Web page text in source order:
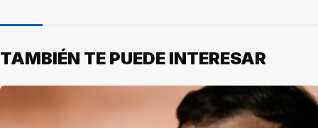
TAMBIÉN TE PUEDE INTERESAR